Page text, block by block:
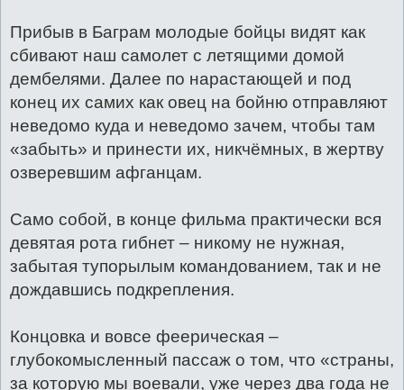
Прибыв в Баграм молодые бойцы видят как
сбивают наш самолет с летящими домой
дембелями. Далее по нарастающей и под
конец их самих как овец на бойню отправляют
неведомо куда и неведомо зачем, чтобы там
«забыть» и принести их, никчёмных, в жертву
озверевшим афганцам.
Само собой, в конце фильма практически вся
девятая рота гибнет – никому не нужная,
забытая тупорылым командованием, так и не
дождавшись подкрепления.
Концовка и вовсе феерическая –
глубокомысленный пассаж о том, что «страны,
за которую мы воевали, уже через два года не